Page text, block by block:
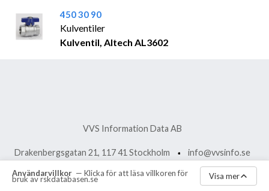
450 30 90
Kulventiler
Kulventil, Altech AL3602
Användarvillkor — Klicka för att läsa villkoren för
bruk av rskdatabasen.se Visa mer
VVS Information Data AB
Drakenbergsgatan 21, 117 41 Stockholm info@vvsinfo.se
vvsinfo.se Aktuella meddelanden